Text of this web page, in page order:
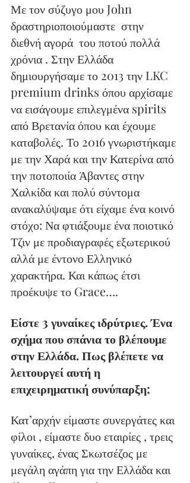
Με τον σύζυγο μου John
δραστηριοποιούμαστε  στην
διεθνή αγορά  του ποτού πολλά
χρόνια . Στην Ελλάδα
δημιουργήσαμε το 2013 την LKC
premium drinks όπου αρχίσαμε
να εισάγουμε επιλεγμένα spirits
από Βρετανία όπου και έχουμε
καταβολές. Το 2016 γνωριστήκαμε
με την Χαρά και την Κατερίνα από
την ποτοποιία Άβαντες στην
Χαλκίδα και πολύ σύντομα
ανακαλύψαμε ότι είχαμε ένα κοινό
στόχο: Να φτιάξουμε ένα ποιοτικό
Τζιν με προδιαγραφές εξωτερικού
αλλά με έντονο Ελληνικό
χαρακτήρα. Και κάπως έτσι
προέκυψε το Grace….
Είστε 3 γυναίκες ιδρύτριες. Ένα
σχήμα που σπάνια το βλέπουμε
στην Ελλάδα. Πως βλέπετε να
λειτουργεί αυτή η
επιχειρηματική συνύπαρξη;
Κατ’αρχήν είμαστε συνεργάτες και
φίλοι , είμαστε δυο εταιρίες , τρεις
γυναίκες, ένας Σκωτσέζος με
μεγάλη αγάπη για την Ελλάδα και